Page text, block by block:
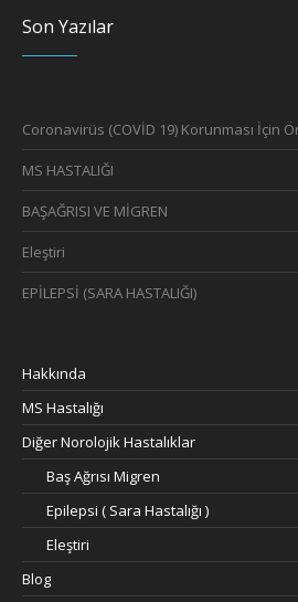
Son Yazılar
Coronavirüs (COVİD 19) Korunması İçin
MS HASTALIĞI
BAŞAĞRISI VE MİGREN
Eleştiri
EPİLEPSİ (SARA HASTALIĞI)
Hakkında
MS Hastalığı
Diğer Norolojik Hastalıklar
Baş Ağrısı Migren
Epilepsi ( Sara Hastalığı )
Eleştiri
Blog